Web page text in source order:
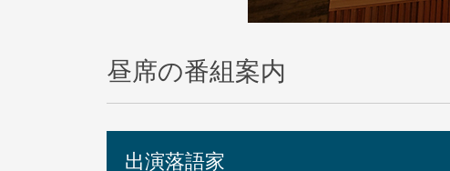
昼席の番組案内
出演落語家